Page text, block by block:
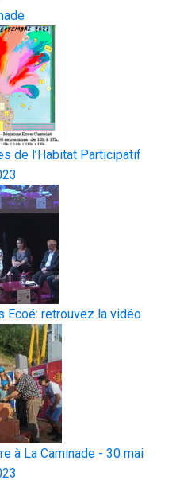
de l’Habitat Participatif
Ecoé: retrouvez la vidéo
à La Caminade - 30 mai